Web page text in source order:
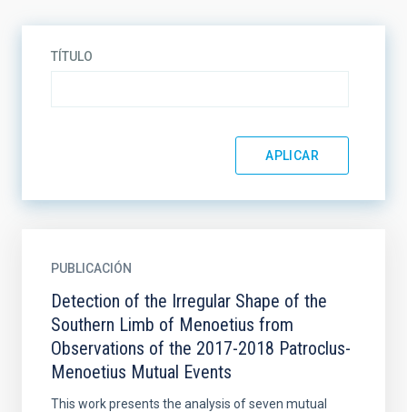
TÍTULO
PUBLICACIÓN
Detection of the Irregular Shape of the
Southern Limb of Menoetius from
Observations of the 2017-2018 Patroclus-
Menoetius Mutual Events
This work presents the analysis of seven mutual